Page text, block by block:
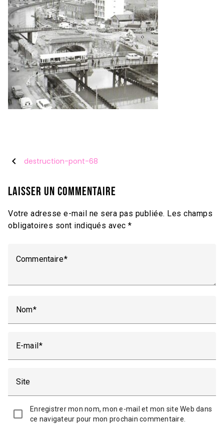
chevron_left destruction-pont-68
Laisser un commentaire
Votre adresse e-mail ne sera pas publiée. Les champs
obligatoires sont indiqués avec *
Commentaire
Nom
E-mail
Site
Enregistrer mon nom, mon e-mail et mon site Web dans
ce navigateur pour mon prochain commentaire.